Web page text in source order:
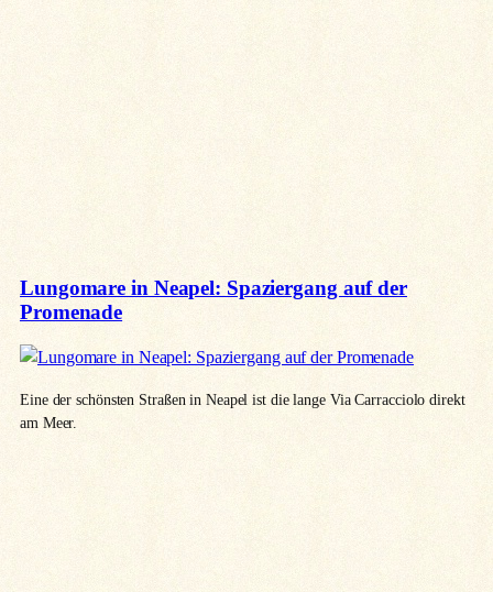
Lungomare in Neapel: Spaziergang auf der
Promenade
Eine der schönsten Straßen in Neapel ist die lange Via Carracciolo direkt
am Meer.